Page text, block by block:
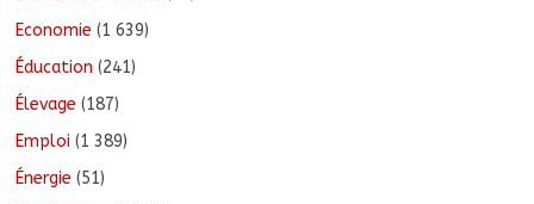
Economie (1 639)
Éducation (241)
Élevage (187)
Emploi (1 389)
Énergie (51)